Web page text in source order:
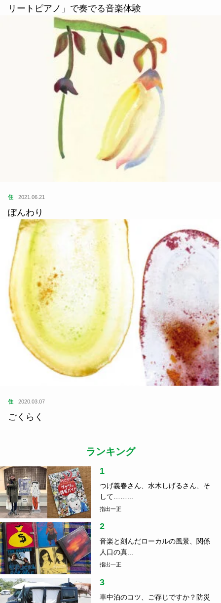
リートピアノ」で奏でる音楽体験
住 2021.06.21
ぽんわり
住 2020.03.07
ごくらく
ランキング
1
つげ義春さん、水木しげるさん、そ
して……...
指出一正
2
音楽と刻んだローカルの風景、関係
人口の真...
指出一正
3
車中泊のコツ、ご存じですか？防災